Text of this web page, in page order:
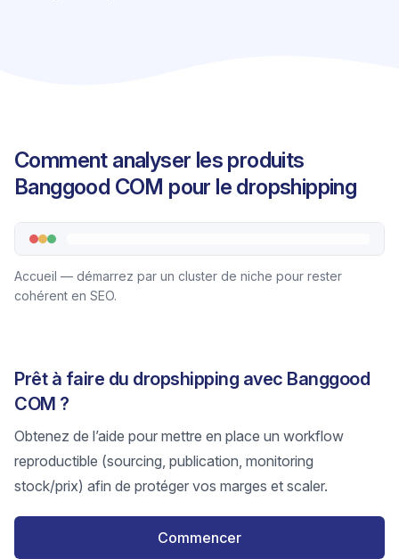
Comment analyser les produits
Banggood COM pour le dropshipping
Accueil — démarrez par un cluster de niche pour rester
cohérent en SEO.
Prêt à faire du dropshipping avec Banggood
COM ?
Obtenez de l’aide pour mettre en place un workflow
reproductible (sourcing, publication, monitoring
stock/prix) afin de protéger vos marges et scaler.
Commencer